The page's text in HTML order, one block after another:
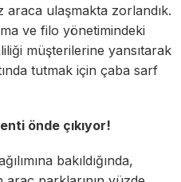
araca ulaşmakta zorlandık.
ve filo yönetimindeki
müşterilerine yansıtarak
tutmak için çaba sarf
önde çıkıyor!
bakıldığında,